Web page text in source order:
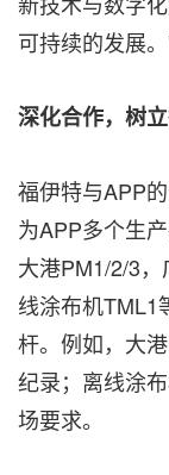
可持续的发展
深化合作，树
福伊特与APP
为APP多个生
大港PM1/2/3
线涂布机TML1
杆。例如，大
纪录；离线涂
场要求。